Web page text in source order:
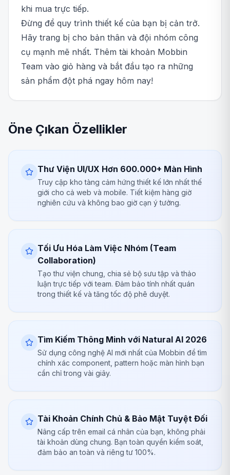
khi mua trực tiếp.
Đừng để quy trình thiết kế của bạn bị cản trở.
Hãy trang bị cho bản thân và đội nhóm công
cụ mạnh mẽ nhất. Thêm tài khoản Mobbin
Team vào giỏ hàng và bắt đầu tạo ra những
sản phẩm đột phá ngay hôm nay!
Öne Çıkan Özellikler
Thư Viện UI/UX Hơn 600.000+ Màn Hình
Truy cập kho tàng cảm hứng thiết kế lớn nhất thế
giới cho cả web và mobile. Tiết kiệm hàng giờ
nghiên cứu và không bao giờ cạn ý tưởng.
Tối Ưu Hóa Làm Việc Nhóm (Team
Collaboration)
Tạo thư viện chung, chia sẻ bộ sưu tập và thảo
luận trực tiếp với team. Đảm bảo tính nhất quán
trong thiết kế và tăng tốc độ phê duyệt.
Tìm Kiếm Thông Minh với Natural AI 2026
Sử dụng công nghệ AI mới nhất của Mobbin để tìm
chính xác component, pattern hoặc màn hình bạn
cần chỉ trong vài giây.
Tài Khoản Chính Chủ & Bảo Mật Tuyệt Đối
Nâng cấp trên email cá nhân của bạn, không phải
tài khoản dùng chung. Bạn toàn quyền kiểm soát,
đảm bảo an toàn và riêng tư 100%.